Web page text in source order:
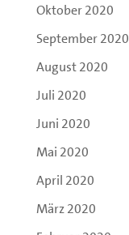
Oktober 2020
September 2020
August 2020
Juli 2020
Juni 2020
Mai 2020
April 2020
März 2020